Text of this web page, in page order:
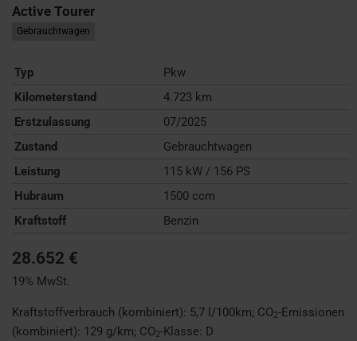
Active Tourer
Gebrauchtwagen
Typ
Pkw
Kilometerstand
4.723 km
Erstzulassung
07/2025
Zustand
Gebrauchtwagen
Leistung
115 kW / 156 PS
Hubraum
1500 ccm
Kraftstoff
Benzin
28.652 €
19% MwSt.
Kraftstoffverbrauch (kombiniert): 5,7 l/100km; CO2-Emissionen
(kombiniert): 129 g/km; CO2-Klasse: D